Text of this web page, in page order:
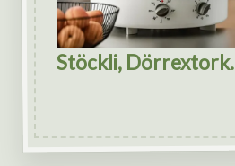
Stöckli, Dörrextork.